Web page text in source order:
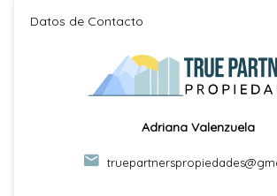
Datos de Contacto
Adriana Valenzuela